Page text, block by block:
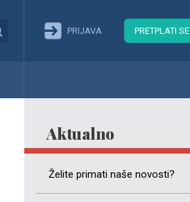
PRIJAVA PRETPLATI SE
Aktualno
Želite primati naše novosti?